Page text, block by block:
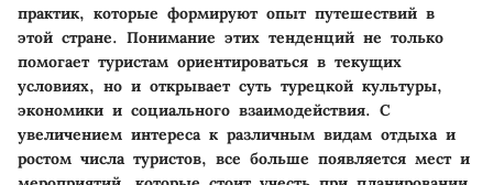
практик, которые формируют опыт путешествий в
этой стране. Понимание этих тенденций не только
помогает туристам ориентироваться в текущих
условиях, но и открывает суть турецкой культуры,
экономики и социального взаимодействия. С
увеличением интереса к различным видам отдыха и
ростом числа туристов, все больше появляется мест и